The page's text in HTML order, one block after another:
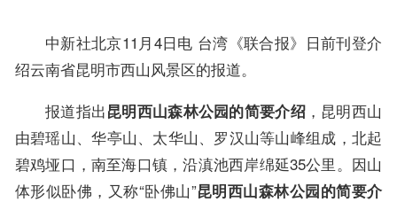
中新社北京11月4日电 台湾《联合报》日前刊登介
绍云南省昆明市西山风景区的报道。
报道指出昆明西山森林公园的简要介绍，昆明西山
由碧瑶山、华亭山、太华山、罗汉山等山峰组成，北起
碧鸡垭口，南至海口镇，沿滇池西岸绵延35公里。因山
体形似卧佛，又称“卧佛山”昆明西山森林公园的简要介